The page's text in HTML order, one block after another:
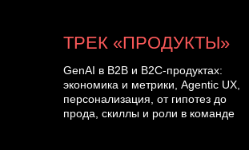
ТРЕК «ПРОДУКТЫ»
GenAI в B2B и B2C-продуктах:
экономика и метрики, Agentic UX,
персонализация, от гипотез до
прода, скиллы и роли в команде